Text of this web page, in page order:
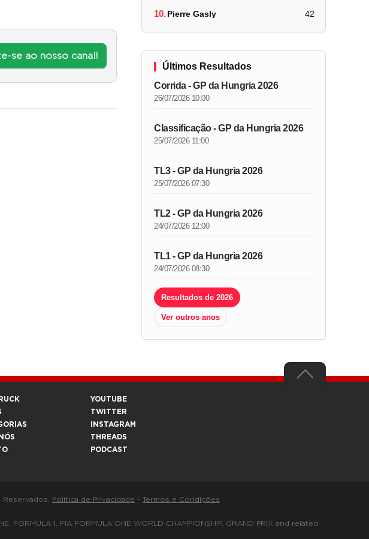
se ao nosso canal!
10.Pierre Gasly 42
Últimos Resultados
Corrida - GP da Hungria 2026
26/07/2026 10:00
Classificação - GP da Hungria 2026
25/07/2026 11:00
TL3 - GP da Hungria 2026
25/07/2026 07:30
TL2 - GP da Hungria 2026
24/07/2026 12:00
TL1 - GP da Hungria 2026
24/07/2026 08:30
Resultados de 2026
Ver outros anos
YOUTUBE
TWITTER
INSTAGRAM
THREADS
PODCAST
Política de Privacidade - Termos e Condições
1, FIA FORMULA ONE WORLD CHAMPIONSHIP, GRAND PRIX and related